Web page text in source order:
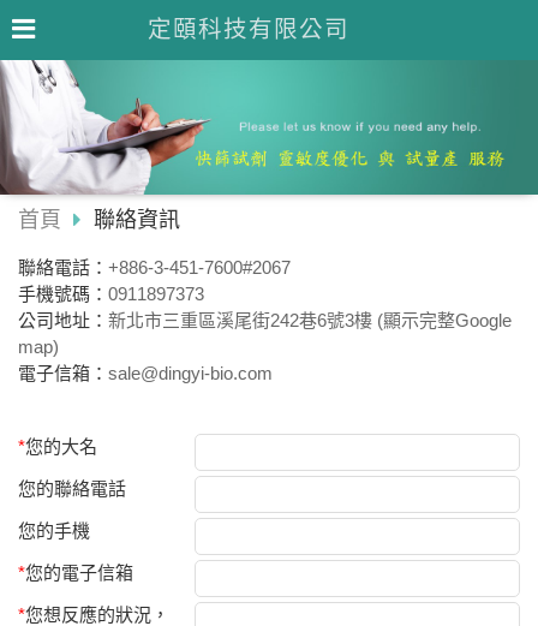
定頤科技有限公司
首頁 聯絡資訊
聯絡電話： +886-3-451-7600#2067
手機號碼： 0911897373
公司地址： 新北市三重區溪尾街242巷6號3樓 (顯示完整Google
map)
電子信箱： sale@dingyi-bio.com
*您的大名
您的聯絡電話
您的手機
*您的電子信箱
*您想反應的狀況，